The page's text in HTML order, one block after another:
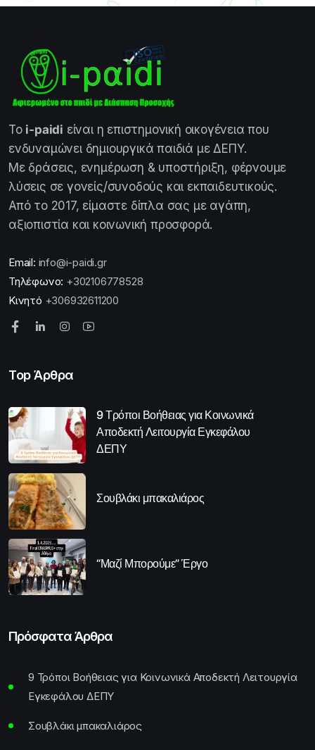
Το i-paidi είναι η επιστημονική οικογένεια που
ενδυναμώνει δημιουργικά παιδιά με ΔΕΠΥ.
Με δράσεις, ενημέρωση & υποστήριξη, φέρνουμε
λύσεις σε γονείς/συνοδούς και εκπαιδευτικούς.
Από το 2017, είμαστε δίπλα σας με αγάπη,
αξιοπιστία και κοινωνική προσφορά.
Email: info@i-paidi.gr
Τηλέφωνο: +302106778528
Κινητό +306932611200
Top Άρθρα
9 Τρόποι Βοήθειας για Κοινωνικά
Αποδεκτή Λειτουργία Εγκεφάλου
ΔΕΠΥ
Σουβλάκι μπακαλιάρος
“Μαζί Μπορούμε” Έργο
Πρόσφατα Άρθρα
9 Τρόποι Βοήθειας για Κοινωνικά Αποδεκτή Λειτουργία
Εγκεφάλου ΔΕΠΥ
Σουβλάκι μπακαλιάρος